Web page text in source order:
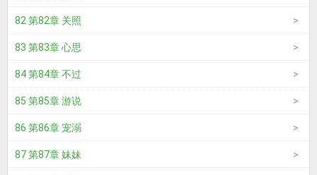
82 第82章 关照
83 第83章 心思
84 第84章 不过
85 第85章 游说
86 第86章 宠溺
87 第87章 妹妹